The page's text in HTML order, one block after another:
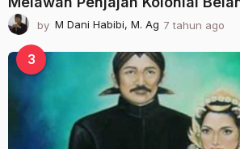
by M Dani Habibi, M. Ag 7 tahun ago
a
u
n
a
g
o
3